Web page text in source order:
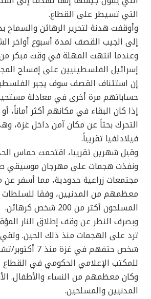
التي تسيطر على القطاع.
وأوقفت هدنة لتحرير الرهائن والسماح
إلى الجيب القصف لمدة أسبوع أواخر
وعندما انتهت المهلة في وقت مبكر
إسرائيل الفلسطينيين على إفساح
إن استئناف القصف سوف يجبر
حساباتهم مرة أخرى في معادلة
إذا كان البقاء في مكانهم أكثر أماناً،
التحرك بحثاً عن مكان آمن داخل غزة،
فيلادلفيا تقريباً.
وقبل شهرين تقريبا، اقتحمت حماس
ونفذت هجمات على مهرجان موسيقي
معظمهم من المدنيين، وفقا للسلطات
المسلحون أكثر من 200 شخص كرهائن.
وبصرف النظر عن وقف إطلاق النار
شخص حتفهم في غزة
للمكتب الإعلامي الحكومي في
وكان معظمهم من النساء والأطفال.
المدنيين والمسلحين.